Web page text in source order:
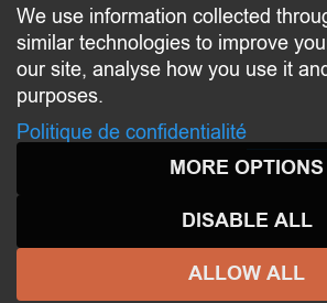
2 beim
L-8058
We use information collected
similar technologies to improve
our site, analyse how you use it
purposes.
Politique de confidentialité
MORE OPTIONS
DISABLE ALL
ALLOW ALL